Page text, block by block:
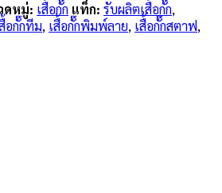
ดหมู่: เสื้อกั๊ก แท็ก: รับผลิตเสื้อกั๊ก,
อกั๊กทีม, เสื้อกั๊กพิมพ์ลาย, เสื้อกั๊กสตาฟ,